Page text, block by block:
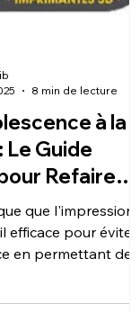
à la
Le Guide
Refaire
Cassée avec
3D.
que l'impression
efficace pour éviter
en permettant de
8 min de lecture